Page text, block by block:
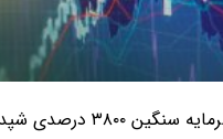
افزایش سرمایه